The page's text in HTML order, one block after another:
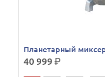
Планетарный миксер
40 999р.